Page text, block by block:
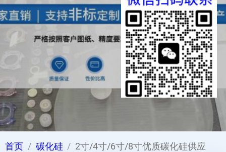
首页 碳化硅 2寸/4寸/6寸/8寸优质碳化硅供应